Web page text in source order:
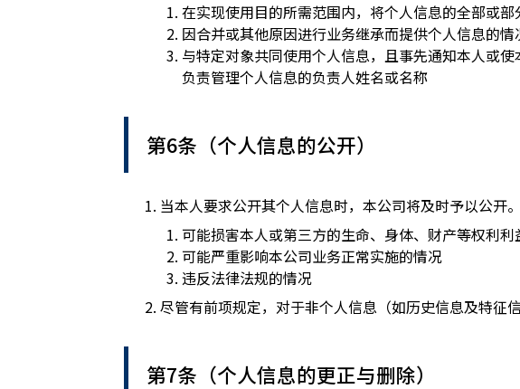
在实现使用目的所需范围内，将个人信息的全部或
因合并或其他原因进行业务继承而提供个人信息的情
与特定对象共同使用个人信息，且事先通知本人或
负责管理个人信息的负责人姓名或名称
第6条（个人信息的公开）
当本人要求公开其个人信息时，本公司将及时予以公开
可能损害本人或第三方的生命、身体、财产等权利利
可能严重影响本公司业务正常实施的情况
违反法律法规的情况
尽管有前项规定，对于非个人信息（如历史信息及特征
第7条（个人信息的更正与删除）